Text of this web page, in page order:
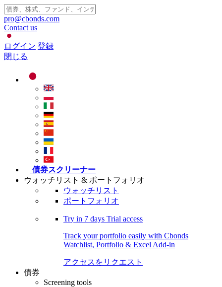
pro@cbonds.com
Contact us
ログイン 登録
閉じる
債券スクリーナー
ウォッチリスト & ポートフォリオ
ウォッチリスト
ポートフォリオ
Try in 7 days Trial access
Track your portfolio easily with Cbonds
Watchlist, Portfolio & Excel Add-in
アクセスをリクエスト
債券
Screening tools